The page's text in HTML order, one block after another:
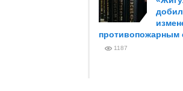
противопожарным
1187